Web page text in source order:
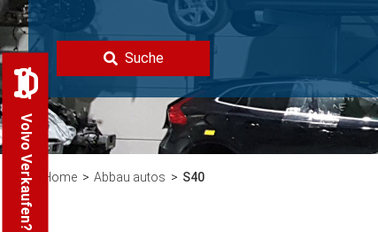
Suche
Home Abbau autos S40
Volvo Verkaufen?